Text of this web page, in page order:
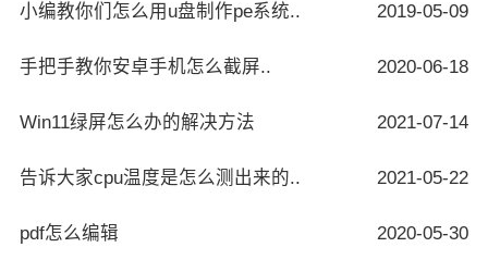
小编教你们怎么用u盘制作pe系统.. 2019-05-09
手把手教你安卓手机怎么截屏.. 2020-06-18
Win11绿屏怎么办的解决方法 2021-07-14
告诉大家cpu温度是怎么测出来的.. 2021-05-22
pdf怎么编辑 2020-05-30